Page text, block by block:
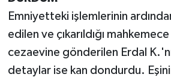
Emniyetteki işlemlerinin
edilen ve çıkarıldığı
cezaevine gönderilen Erdal
detaylar ise kan dondurdu.